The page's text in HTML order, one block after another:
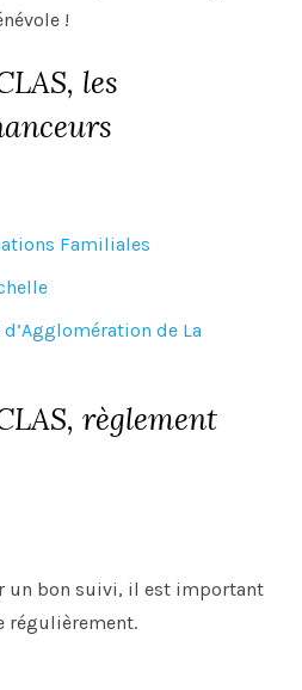
!
les
Familiales
de La
règlement
un bon suivi, il est important
régulièrement.